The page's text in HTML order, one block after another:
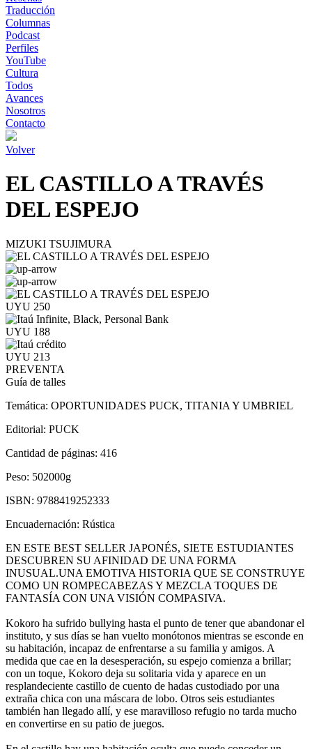
Traducción
Columnas
Podcast
Perfiles
YouTube
Cultura
Todos
Avances
Nosotros
Contacto
Volver
EL CASTILLO A TRAVÉS
DEL ESPEJO
MIZUKI TSUJIMURA
UYU 250
UYU 188
UYU 213
PREVENTA
Guía de talles
Temática: OPORTUNIDADES PUCK, TITANIA Y UMBRIEL
Editorial: PUCK
Cantidad de páginas: 416
Peso: 502000g
ISBN: 9788419252333
Encuadernación: Rústica
EN ESTE BEST SELLER JAPONÉS, SIETE ESTUDIANTES
DESCUBREN SU AFINIDAD DE UNA FORMA
INUSUAL.UNA EMOTIVA HISTORIA QUE SE CONSTRUYE
COMO UN ROMPECABEZAS Y MEZCLA TOQUES DE
FANTASÍA CON UNA VISIÓN COMPASIVA.
Kokoro ha sufrido bullying hasta el punto de tener que abandonar el
instituto, y sus días se han vuelto monótonos mientras se esconde en
su habitación, incapaz de enfrentarse a su familia y amigos. A
medida que cae en la desesperación, su espejo comienza a brillar;
con un toque, Kokoro deja su solitaria vida y aparece en un
resplandeciente castillo de cuento de hadas custodiado por una
extraña chica con una máscara de lobo. Otros seis estudiantes
también han llegado allí, y ese maravilloso refugio no tarda mucho
en convertirse en su patio de juegos.